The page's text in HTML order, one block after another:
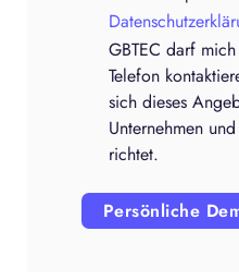
GBTEC darf
Telefon
sich dieses
Unternehmen
richtet.
Persönliche